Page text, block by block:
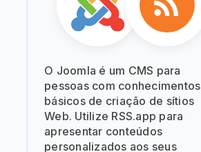
O Joomla é um CMS para
pessoas com conhecimentos
básicos de criação de sítios
Web. Utilize RSS.app para
apresentar conteúdos
personalizados aos seus